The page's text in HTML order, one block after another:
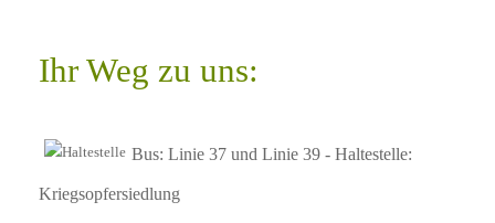
Ihr Weg zu uns:
Bus: Linie 37 und Linie 39 - Haltestelle:
Kriegsopfersiedlung